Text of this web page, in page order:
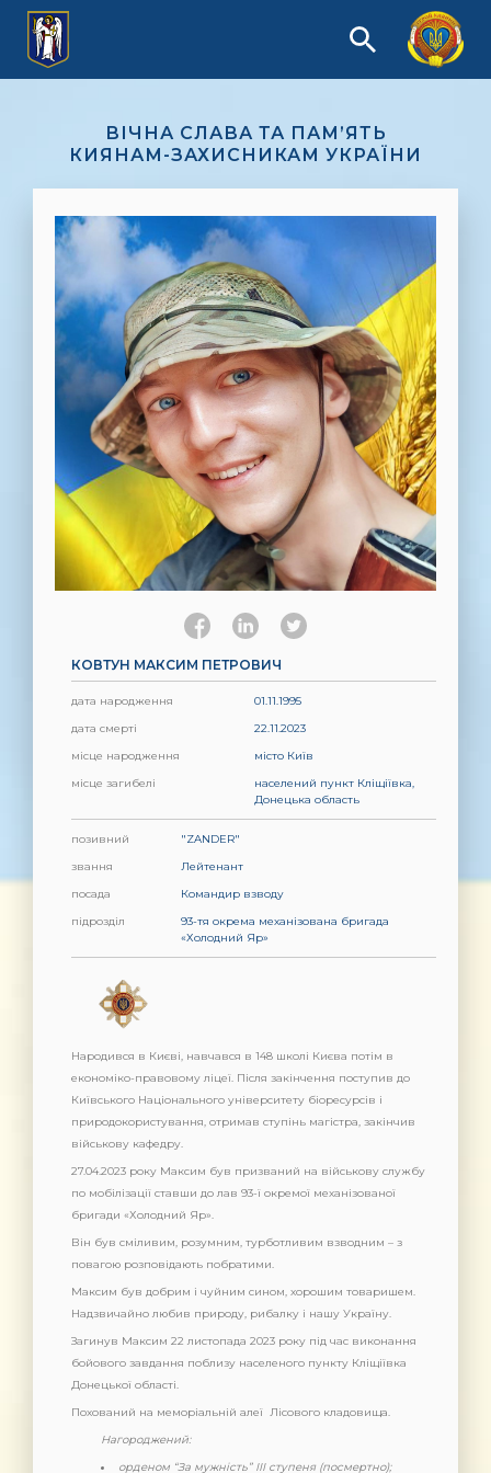
ВІЧНА СЛАВА ТА ПАМ’ЯТЬ
КИЯНАМ-ЗАХИСНИКАМ УКРАЇНИ
КОВТУН МАКСИМ ПЕТРОВИЧ
дата народження
01.11.1995
дата смерті
22.11.2023
місце народження
місто Київ
місце загибелі
населений пункт Кліщіївка,
Донецька область
позивний
"ZANDER"
звання
Лейтенант
посада
Командир взводу
підрозділ
93-тя окрема механізована бригада
«Холодний Яр»
Народився в Києві, навчався в 148 школі Києва потім в
економіко-правовому ліцеї. Після закінчення поступив до
Київського Національного університету біоресурсів і
природокористування, отримав ступінь магістра, закінчив
військову кафедру.
27.04.2023 року Максим був призваний на військову службу
по мобілізації ставши до лав 93-ї окремої механізованої
бригади «Холодний Яр».
Він був сміливим, розумним, турботливим взводним – з
повагою розповідають побратими.
Максим був добрим і чуйним сином, хорошим товаришем.
Надзвичайно любив природу, рибалку і нашу Україну.
Загинув Максим 22 листопада 2023 року під час виконання
бойового завдання поблизу населеного пункту Кліщіївка
Донецької області.
Похований на меморіальній алеї Лісового кладовища.
Нагороджений:
орденом “За мужність” ІІІ ступеня (посмертно);